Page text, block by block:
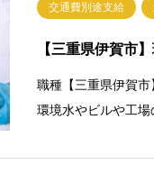
交通費別途支給
【三重県伊賀市
職種【三重県伊賀
環境水やビルや工